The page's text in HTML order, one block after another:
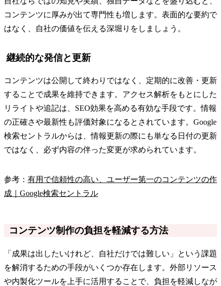
コンテンツに厚みが出て専門性も増します。表面的な要約で
はなく、自社の価値を伝える深堀りをしましょう。
継続的な発信と更新
コンテンツは公開して終わりではなく、定期的に改善・更新
することで成果を維持できます。アクセス解析をもとにした
リライトや追記は、SEO効果を高める有効な手段です。情報
の正確さや最新性も評価対象になるとされています。Google
検索セントラルからは、情報更新の際にも単なる日付の更新
ではなく、必ず内容の伴った変更が求められています。
参考： 有用で信頼性の高い、ユーザー第一のコンテンツの作
成｜Google検索セントラル
コンテンツ制作の負担を軽減する方法
「成果は出したいけれど、自社だけでは難しい」という課題
を解消するための手段がいくつか存在します。外部リソース
や内製化ツールを上手に活用することで、負担を軽減しなが